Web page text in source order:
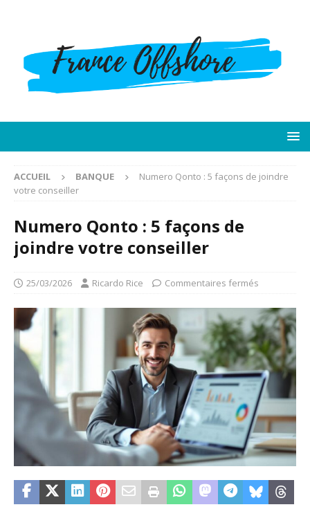
ACCUEIL BANQUE
Numero Qonto : 5 façons de joindre
votre conseiller
Numero Qonto : 5 façons de
joindre votre conseiller
25/03/2026 Ricardo Rice Commentaires fermés